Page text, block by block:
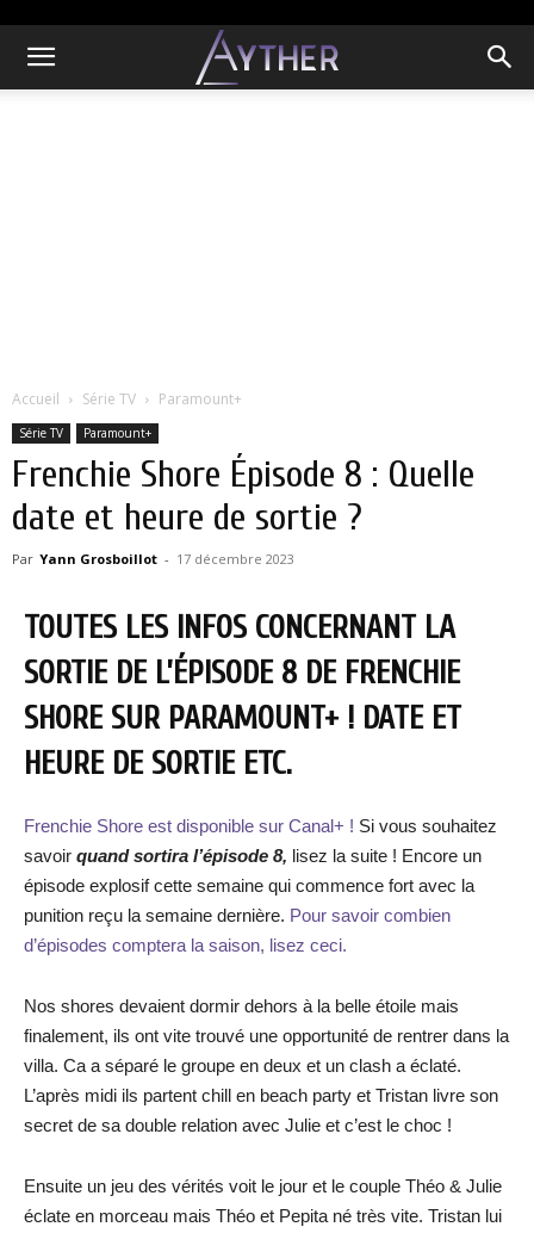
Accueil Série TV Paramount+
Série TV Paramount+
Frenchie Shore Épisode 8 : Quelle
date et heure de sortie ?
Par Yann Grosboillot - 17 décembre 2023
TOUTES LES INFOS CONCERNANT LA
SORTIE DE L’ÉPISODE 8 DE FRENCHIE
SHORE SUR PARAMOUNT+ ! DATE ET
HEURE DE SORTIE ETC.
Frenchie Shore est disponible sur Canal+ ! Si vous souhaitez
savoir quand sortira l’épisode 8, lisez la suite ! Encore un
épisode explosif cette semaine qui commence fort avec la
punition reçu la semaine dernière. Pour savoir combien
d’épisodes comptera la saison, lisez ceci.
Nos shores devaient dormir dehors à la belle étoile mais
finalement, ils ont vite trouvé une opportunité de rentrer dans la
villa. Ca a séparé le groupe en deux et un clash a éclaté.
L’après midi ils partent chill en beach party et Tristan livre son
secret de sa double relation avec Julie et c’est le choc !
Ensuite un jeu des vérités voit le jour et le couple Théo & Julie
éclate en morceau mais Théo et Pepita né très vite. Tristan lui